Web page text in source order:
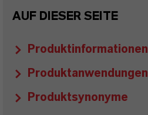
AUF DIESER SEITE
Produktinformationen
Produktanwendungen
Produktsynonyme